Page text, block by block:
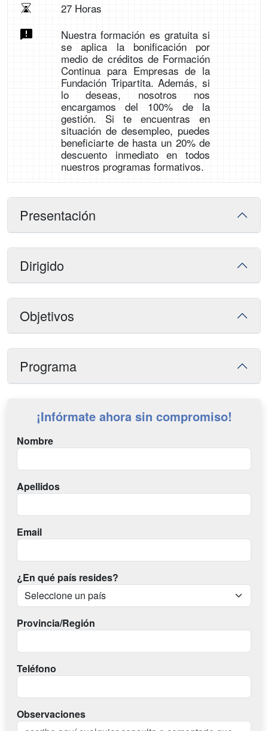
27 Horas
Nuestra formación es gratuita si
se aplica la bonificación por
medio de créditos de Formación
Continua para Empresas de la
Fundación Tripartita. Además, si
lo deseas, nosotros nos
encargamos del 100% de la
gestión. Si te encuentras en
situación de desempleo, puedes
beneficiarte de hasta un 20% de
descuento inmediato en todos
nuestros programas formativos.
Presentación
Dirigido
Objetivos
Programa
¡Infórmate ahora sin compromiso!
Nombre
Apellidos
Email
¿En qué país resides?
Provincia/Región
Teléfono
Observaciones